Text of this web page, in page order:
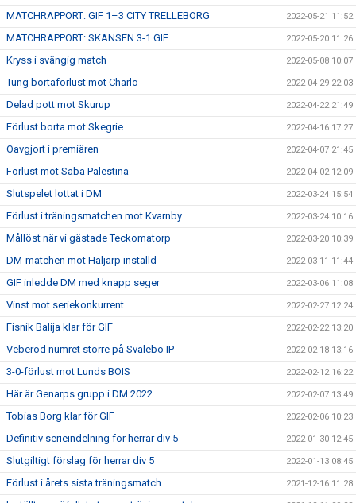
MATCHRAPPORT: GIF 1–3 CITY TRELLEBORG 2022-05-21 11:52
MATCHRAPPORT: SKANSEN 3-1 GIF 2022-05-20 11:26
Kryss i svängig match 2022-05-08 10:07
Tung bortaförlust mot Charlo 2022-04-29 22:03
Delad pott mot Skurup 2022-04-22 21:49
Förlust borta mot Skegrie 2022-04-16 17:27
Oavgjort i premiären 2022-04-07 21:45
Förlust mot Saba Palestina 2022-04-02 12:09
Slutspelet lottat i DM 2022-03-24 15:54
Förlust i träningsmatchen mot Kvarnby 2022-03-24 10:16
Mållöst när vi gästade Teckomatorp 2022-03-20 10:39
DM-matchen mot Häljarp inställd 2022-03-11 11:44
GIF inledde DM med knapp seger 2022-03-06 11:08
Vinst mot seriekonkurrent 2022-02-27 12:24
Fisnik Balija klar för GIF 2022-02-22 13:20
Veberöd numret större på Svalebo IP 2022-02-18 13:16
3-0-förlust mot Lunds BOIS 2022-02-12 16:22
Här är Genarps grupp i DM 2022 2022-02-07 13:49
Tobias Borg klar för GIF 2022-02-06 10:23
Definitiv serieindelning för herrar div 5 2022-01-30 12:45
Slutgiltigt förslag för herrar div 5 2022-01-13 08:45
Förlust i årets sista träningsmatch 2021-12-16 11:28